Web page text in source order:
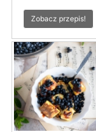
Zobacz przepis!